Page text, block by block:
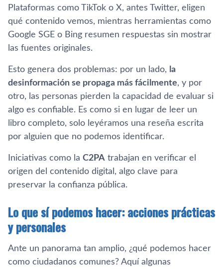
Plataformas como TikTok o X, antes Twitter, eligen
qué contenido vemos, mientras herramientas como
Google SGE o Bing resumen respuestas sin mostrar
las fuentes originales.
Esto genera dos problemas: por un lado, la
desinformación se propaga más fácilmente, y por
otro, las personas pierden la capacidad de evaluar si
algo es confiable. Es como si en lugar de leer un
libro completo, solo leyéramos una reseña escrita
por alguien que no podemos identificar.
Iniciativas como la C2PA trabajan en verificar el
origen del contenido digital, algo clave para
preservar la confianza pública.
Lo que sí podemos hacer: acciones prácticas
y personales
Ante un panorama tan amplio, ¿qué podemos hacer
como ciudadanos comunes? Aquí algunas